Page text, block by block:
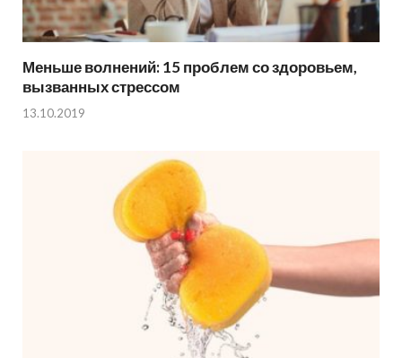
Меньше волнений: 15 проблем со здоровьем,
вызванных стрессом
13.10.2019